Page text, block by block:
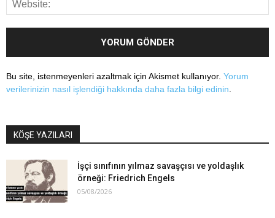
Bu site, istenmeyenleri azaltmak için Akismet kullanıyor. Yorum
verilerinizin nasıl işlendiği hakkında daha fazla bilgi edinin
KÖŞE YAZILARI
İşçi sınıfının yılmaz savaşçısı ve yoldaşlık
örneği: Friedrich Engels
05/08/2026